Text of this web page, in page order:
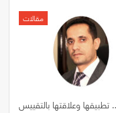
مقالات
وعلاقتها بالتقييس